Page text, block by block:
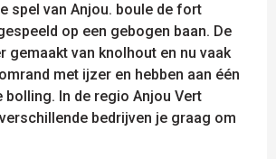
spel van Anjou. boule de fort
op een gebogen baan. De
gemaakt van knolhout en nu vaak
met ijzer en hebben aan één
bolling. In de regio Anjou Vert
bedrijven je graag om